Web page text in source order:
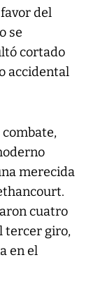
del
se
cortado
accidental
merecida
cuatro
tercer giro,
en el